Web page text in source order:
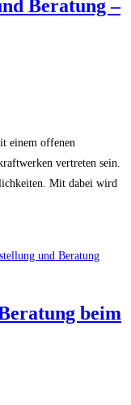
Beratung –
einem offenen
vertreten sein.
Mit dabei wird
beim